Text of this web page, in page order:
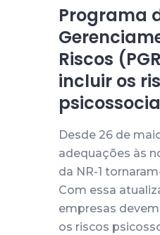
Programa
Riscos
incluir os
Desde 26 de
adequações às
da NR-1
Com essa
empresas
os riscos